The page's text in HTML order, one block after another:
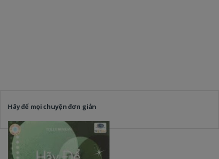
Hãy để mọi chuyện đơn giản